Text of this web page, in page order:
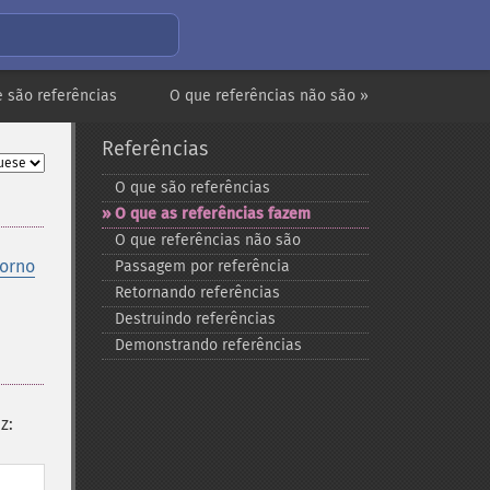
O que referências não são »
são referências
Referências
O que são referências
O que as referências fazem
O que referências não são
Passagem por referência
Retornando referências
Destruindo referências
Demonstrando referências